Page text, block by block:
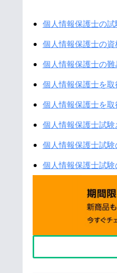
個人情報保護士の
個人情報保護士の
個人情報保護士の
個人情報保護士を
個人情報保護士を
個人情報保護士試
個人情報保護士試
個人情報保護士試